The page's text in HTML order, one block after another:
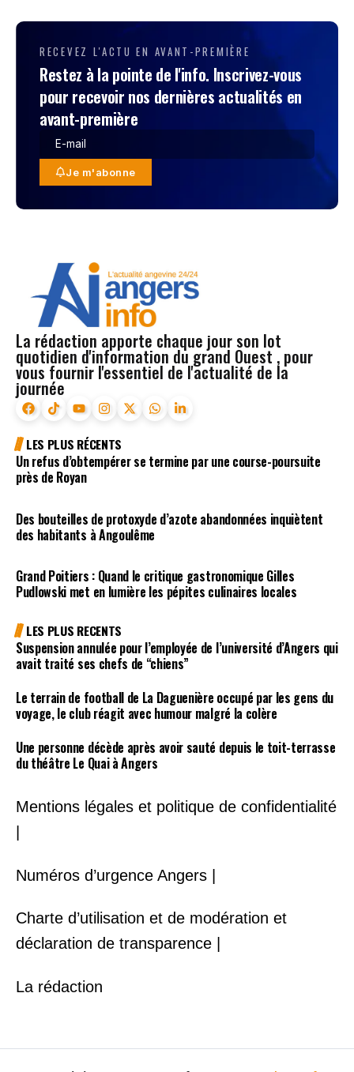
RECEVEZ L'ACTU EN AVANT-PREMIÈRE
Restez à la pointe de l'info. Inscrivez-vous
pour recevoir nos dernières actualités en
avant-première
Je m'abonne
La rédaction apporte chaque jour son lot
quotidien d'information du grand Ouest , pour
vous fournir l'essentiel de l'actualité de la
journée
LES PLUS RÉCENTS
Un refus d’obtempérer se termine par une course-poursuite
près de Royan
Des bouteilles de protoxyde d’azote abandonnées inquiètent
des habitants à Angoulême
Grand Poitiers : Quand le critique gastronomique Gilles
Pudlowski met en lumière les pépites culinaires locales
LES PLUS RECENTS
Suspension annulée pour l’employée de l’université d’Angers qui
avait traité ses chefs de “chiens”
Le terrain de football de La Daguenière occupé par les gens du
voyage, le club réagit avec humour malgré la colère
Une personne décède après avoir sauté depuis le toit-terrasse
du théâtre Le Quai à Angers
Mentions légales et politique de confidentialité
Numéros d’urgence Angers |
Charte d’utilisation et de modération et
déclaration de transparence |
La rédaction